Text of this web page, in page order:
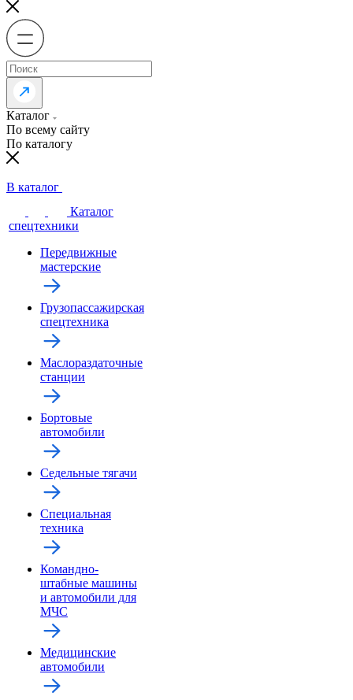
Каталог
По всему сайту
По каталогу
В каталог
Каталог
спецтехники
Передвижные
мастерские
Грузопассажирская
спецтехника
Маслораздаточные
станции
Бортовые
автомобили
Седельные тягачи
Специальная
техника
Командно-
штабные машины
и автомобили для
МЧС
Медицинские
автомобили